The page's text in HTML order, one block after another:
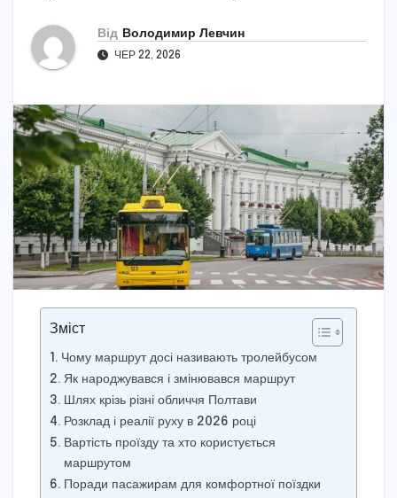
Від Володимир Левчин
ЧЕР 22, 2026
Зміст
Чому маршрут досі називають тролейбусом
Як народжувався і змінювався маршрут
Шлях крізь різні обличчя Полтави
Розклад і реалії руху в 2026 році
Вартість проїзду та хто користується
маршрутом
Поради пасажирам для комфортної поїздки